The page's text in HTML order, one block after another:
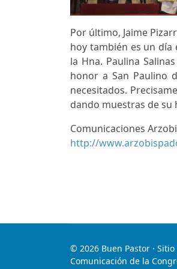
Por último, Jaime
hoy también es un día
la Hna. Paulina
honor a San Paulino
necesitados.
dando muestras de su
Comunicaciones
http://
© 2026 Buen Pastor ·
Comunicación de la